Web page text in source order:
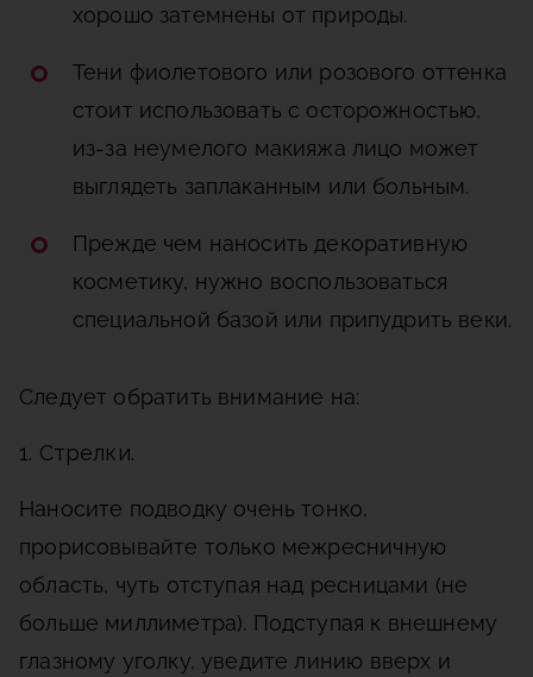
хорошо затемнены от природы.
Тени фиолетового или розового оттенка
стоит использовать с осторожностью,
из-за неумелого макияжа лицо может
выглядеть заплаканным или больным.
Прежде чем наносить декоративную
косметику, нужно воспользоваться
специальной базой или припудрить веки.
Следует обратить внимание на:
1. Стрелки.
Наносите подводку очень тонко,
прорисовывайте только межресничную
область, чуть отступая над ресницами (не
больше миллиметра). Подступая к внешнему
глазному уголку, уведите линию вверх и